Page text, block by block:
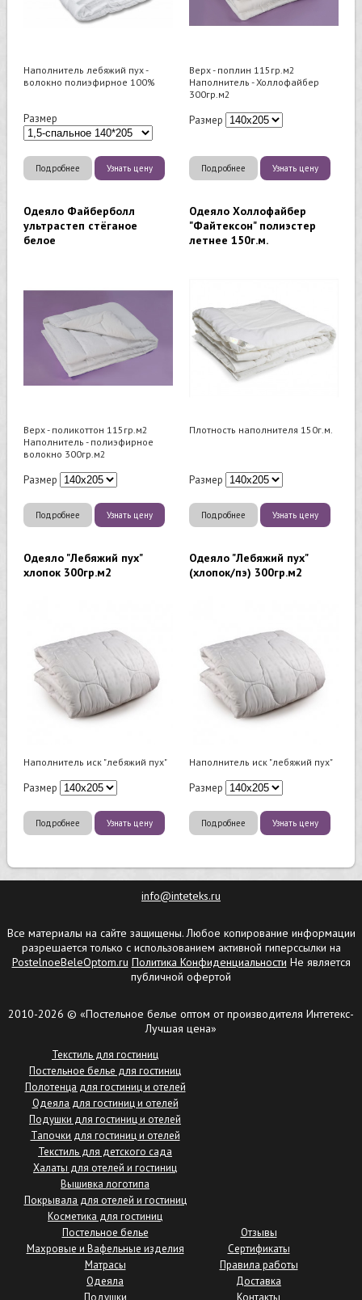
Наполнитель лебяжий пух -
волокно полиэфирное 100%
Размер
Подробнее Узнать цену
Верх - поплин 115гр.м2
Наполнитель - Холлофайбер
300гр.м2
Размер
Подробнее Узнать цену
Одеяло Файберболл
ультрастеп стёганое
белое
Верх - поликоттон 115гр.м2
Наполнитель - полиэфирное
волокно 300гр.м2
Размер
Подробнее Узнать цену
Одеяло Холлофайбер
"Файтексон" полиэстер
летнее 150г.м.
Плотность наполнителя 150г.м.
Размер
Подробнее Узнать цену
Одеяло "Лебяжий пух"
хлопок 300гр.м2
Наполнитель иск "лебяжий пух"
Размер
Подробнее Узнать цену
Одеяло "Лебяжий пух"
(хлопок/пэ) 300гр.м2
Наполнитель иск "лебяжий пух"
Размер
Подробнее Узнать цену
info@inteteks.ru
Все материалы на сайте защищены. Любое копирование информации
разрешается только с использованием активной гиперссылки на
PostelnoeBeleOptom.ru Политика Конфиденциальности Не является
публичной офертой
2010-2026 © «Постельное белье оптом от производителя Интетекс-
Лучшая цена»
Текстиль для гостиниц
Постельное белье для гостиниц
Полотенца для гостиниц и отелей
Одеяла для гостиниц и отелей
Подушки для гостиниц и отелей
Тапочки для гостиниц и отелей
Текстиль для детского сада
Халаты для отелей и гостиниц
Вышивка логотипа
Покрывала для отелей и гостиниц
Косметика для гостиниц
Постельное белье
Махровые и Вафельные изделия
Матрасы
Одеяла
Подушки
Отзывы
Сертификаты
Правила работы
Доставка
Контакты